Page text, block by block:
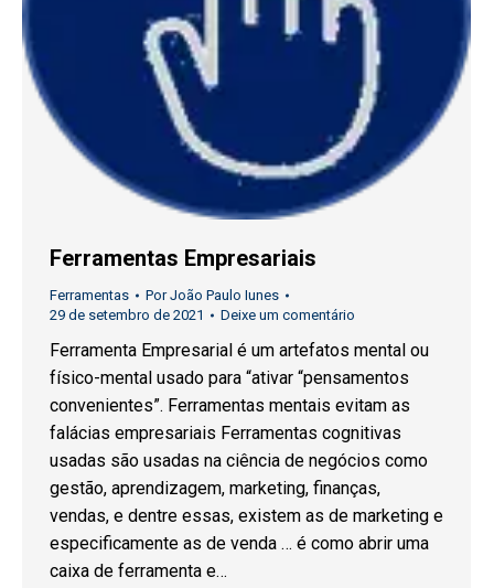
Ferramentas Empresariais
Ferramentas PorJoão Paulo Iunes
29 de setembro de 2021
Deixe um comentário
Ferramenta Empresarial é um artefatos mental ou
físico-mental usado para “ativar “pensamentos
convenientes”. Ferramentas mentais evitam as
falácias empresariais Ferramentas cognitivas
usadas são usadas na ciência de negócios como
gestão, aprendizagem, marketing, finanças,
vendas, e dentre essas, existem as de marketing e
especificamente as de venda … é como abrir uma
caixa de ferramenta e…